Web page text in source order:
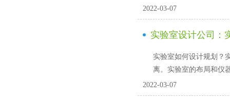
2022-03-07
实验室设计公司
实验室如何设计规划
离。实验室的布局和仪
2022-03-07